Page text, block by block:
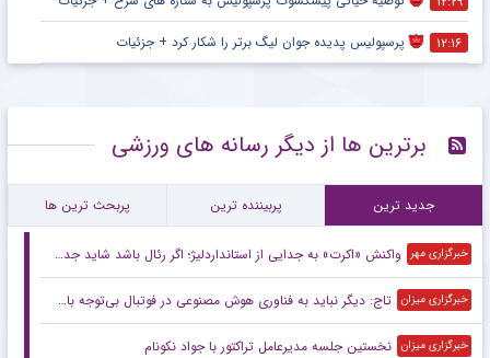
۱۲:۱۶ پرسپولیس پدیده جوان لیگ برتر را شکار کرد + جزئیات
برترین ها از دیگر رسانه های ورزشی
جدید ترین پربیننده ترین پربحث ترین ها
خبرگزاری مهر واکنش «اکرت» به جدایی از استانداردلیژ؛ اگر رئال باشد شاید جدشوم
خبرگزاری میزان تاج: دیگر نباید به فناوری هوش مصنوعی در فوتبال بی‌توجه باشیم/ VAR در تمام بازی‌ها فعال خواهد بود
خبرگزاری میزان نخستین جلسه مدیرعامل تراکتور با جواد نکونام